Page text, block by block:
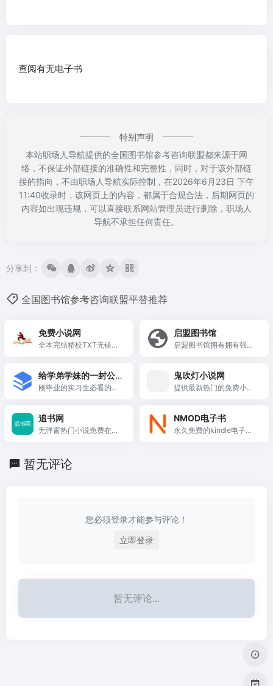
查阅有无电子书
特别声明
本站职场人导航提供的全国图书馆参考咨询联盟都来源于网
络，不保证外部链接的准确性和完整性，同时，对于该外部链
接的指向，不由职场人导航实际控制，在2026年6月23日 下午
11:40收录时，该网页上的内容，都属于合规合法，后期网页的
内容如出现违规，可以直接联系网站管理员进行删除，职场人
导航不承担任何责任。
分享到：
全国图书馆参考咨询联盟平替推荐
免费小说网
全本完结精校TXT无错小
启盟图书馆
启盟图书馆拥有拥有强大
据、龙源期刊、博看杂
志、读览天下杂志、北大
新东方学习、人大复印、
Web of Science(SCI)、E
给学弟学妹的一封公
开信
刚毕业的实习生必看的一
鬼吹灯小说网
提供最新热门的免费小
说、都市小说免费看。
追书网
无弹窗热门小说免费在线
NMOD电子书
永久免费的kindle电子书
暂无评论
您必须登录才能参与评论！
立即登录
暂无评论...